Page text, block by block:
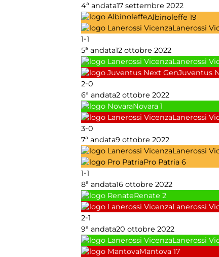
4ª andata17 settembre 2022
Albinoleffe 19
Lanerossi
1-1
5ª andata12 ottobre 2022
Lanerossi
Juventus
2-0
6ª andata2 ottobre 2022
Novara 1
Lanerossi
3-0
7ª andata9 ottobre 2022
Lanerossi
Pro Patria 6
1-1
8ª andata16 ottobre 2022
Renate 2
Lanerossi
2-1
9ª andata20 ottobre 2022
Lanerossi
Mantova 17